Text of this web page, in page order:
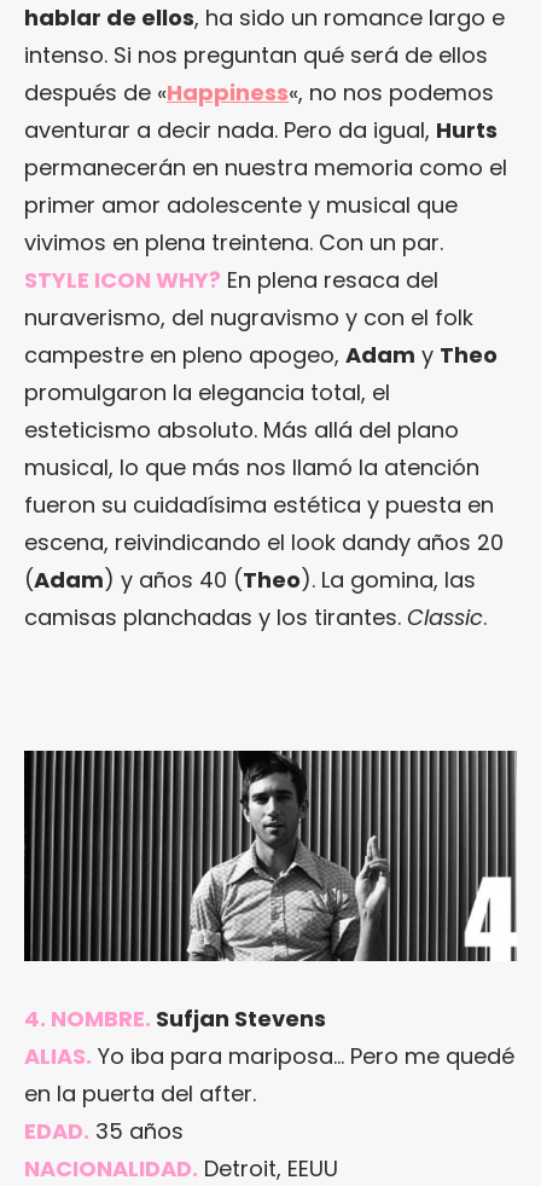
hablar de ellos, ha sido un romance largo e
intenso. Si nos preguntan qué será de ellos
después de «Happiness«, no nos podemos
aventurar a decir nada. Pero da igual, Hurts
permanecerán en nuestra memoria como el
primer amor adolescente y musical que
vivimos en plena treintena. Con un par.
STYLE ICON WHY? En plena resaca del
nuraverismo, del nugravismo y con el folk
campestre en pleno apogeo, Adam y Theo
promulgaron la elegancia total, el
esteticismo absoluto. Más allá del plano
musical, lo que más nos llamó la atención
fueron su cuidadísima estética y puesta en
escena, reivindicando el look dandy años 20
(Adam) y años 40 (Theo). La gomina, las
camisas planchadas y los tirantes. Classic.
4. NOMBRE. Sufjan Stevens
ALIAS. Yo iba para mariposa… Pero me quedé
en la puerta del after.
EDAD. 35 años
NACIONALIDAD. Detroit, EEUU